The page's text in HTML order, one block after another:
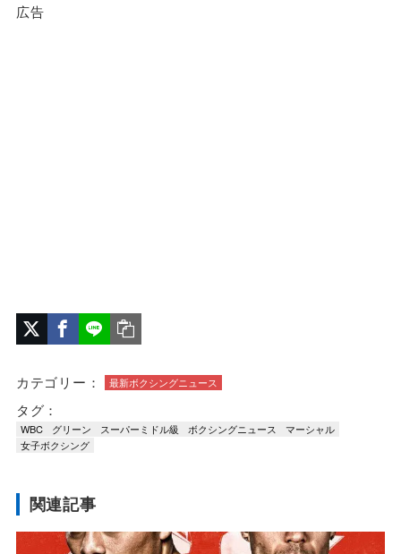
広告
カテゴリー： 最新ボクシングニュース
タグ：
WBC グリーン スーパーミドル級 ボクシングニュース
マーシャル
女子ボクシング
関連記事